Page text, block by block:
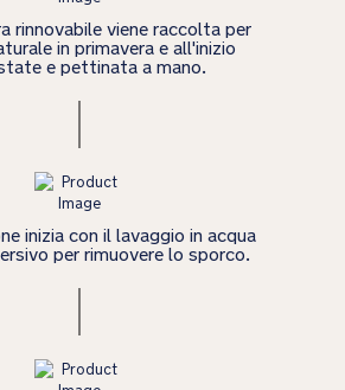
rinnovabile viene raccolta per
in primavera e all'inizio
e pettinata a mano.
inizia con il lavaggio in acqua
per rimuovere lo sporco.